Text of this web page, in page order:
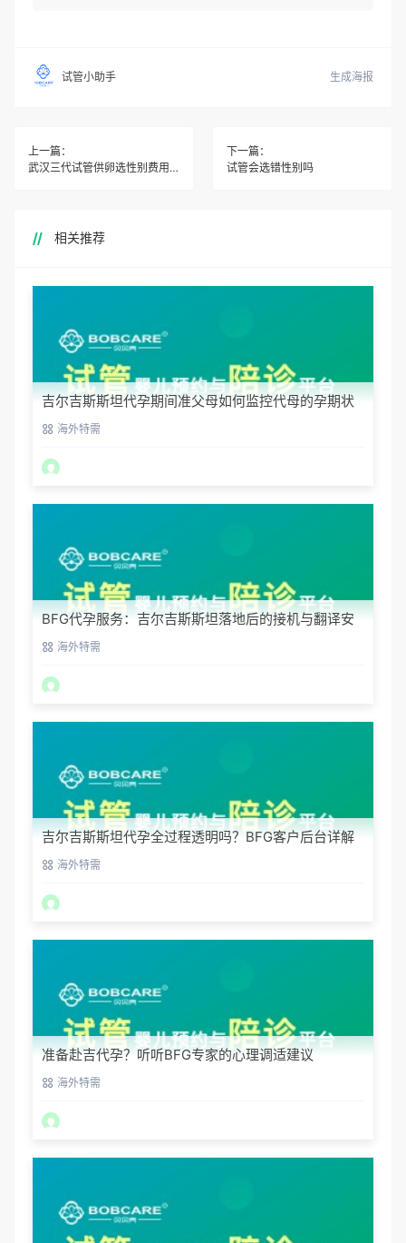
试管小助手 生成海报
上一篇：
武汉三代试管供卵选性别费用咨询
下一篇：
试管会选错性别吗
相关推荐
吉尔吉斯斯坦代孕期间准父母如何监控代母的孕期状
态？海外特需
BFG代孕服务：吉尔吉斯斯坦落地后的接机与翻译安
排 海外特需
吉尔吉斯斯坦代孕全过程透明吗？BFG客户后台详解
海外特需
准备赴吉代孕？听听BFG专家的心理调适建议
海外特需